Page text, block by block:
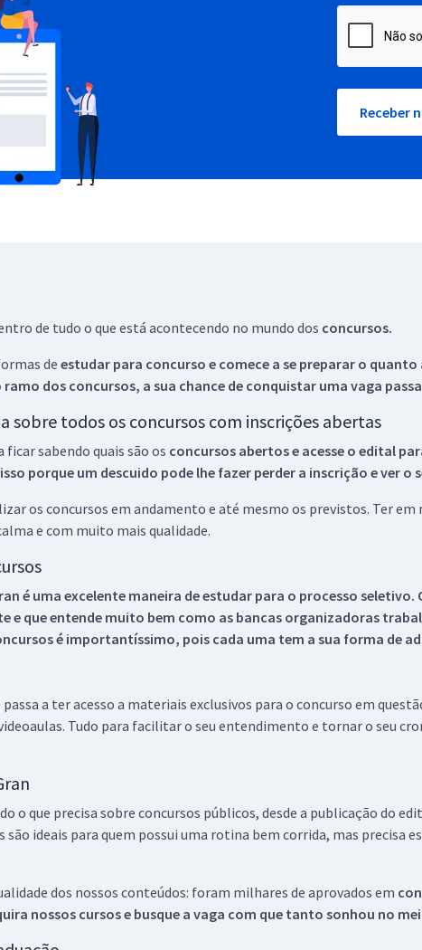
Receber
de tudo o que está acontecendo no mundo dos concursos.
de estudar para concurso e comece a se preparar o
ramo dos concursos, a sua chance de conquistar uma vaga
sobre todos os concursos com inscrições abertas
ficar sabendo quais são os concursos abertos e acesse o edital
porque um descuido pode lhe fazer perder a inscrição e ver o
os concursos em andamento e até mesmo os previstos. Ter
e com muito mais qualidade.
é uma excelente maneira de estudar para o processo
e que entende muito bem como as bancas organizadoras
é importantíssimo, pois cada uma tem a sua forma de
a ter acesso a materiais exclusivos para o concurso em
Tudo para facilitar o seu entendimento e tornar o seu
o que precisa sobre concursos públicos, desde a publicação do
ideais para quem possui uma rotina bem corrida, mas precisa
dos nossos conteúdos: foram milhares de aprovados em
nossos cursos e busque a vaga com que tanto sonhou no